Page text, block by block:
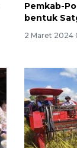
Pemkab-
bentuk
2 Maret 2024